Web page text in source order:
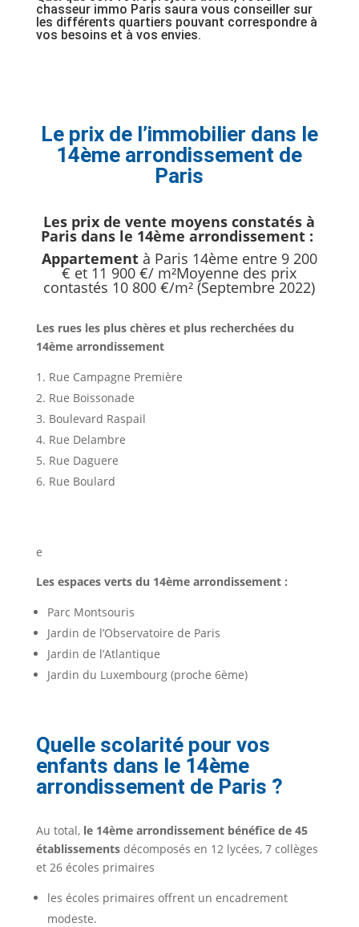
chasseur immo Paris saura vous conseiller sur
les différents quartiers pouvant correspondre à
vos besoins et à vos envies.
Le prix de l’immobilier dans le
14ème arrondissement de
Paris
Les prix de vente moyens constatés à
Paris dans le 14ème arrondissement :
Appartement à Paris 14ème entre 9 200
€ et 11 900 €/ m²Moyenne des prix
contastés 10 800 €/m² (Septembre 2022)
Les rues les plus chères et plus recherchées du
14ème arrondissement
Rue Campagne Première
Rue Boissonade
Boulevard Raspail
Rue Delambre
Rue Daguere
Rue Boulard
e
Les espaces verts du 14ème arrondissement :
Parc Montsouris
Jardin de l’Observatoire de Paris
Jardin de l’Atlantique
Jardin du Luxembourg (proche 6ème)
Quelle scolarité pour vos
enfants dans le 14ème
arrondissement de Paris ?
Au total, le 14ème arrondissement bénéfice de 45
établissementsdécomposés en 12 lycées, 7 collèges
et 26 écoles primaires
les écoles primaires offrent un encadrement
modeste.